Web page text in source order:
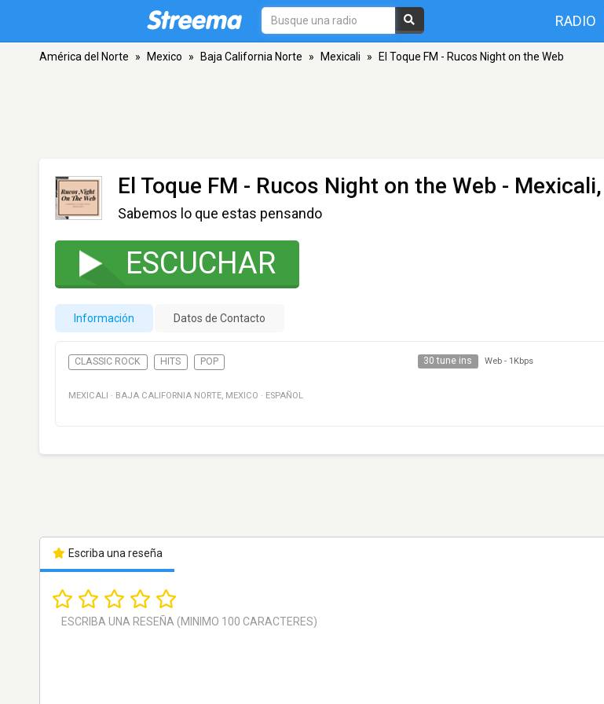
RADIO
América del Norte » Mexico » Baja California Norte » Mexicali » El Toque FM - Rucos Night on the Web
El Toque FM - Rucos Night on the Web -
Sabemos lo que estas pensando
ESCUCHAR
Información Datos de Contacto
CLASSIC ROCK HITS POP 30 tune ins Web - 1Kbps
MEXICALI · BAJA CALIFORNIA NORTE, MEXICO · ESPAÑOL
Escriba una reseña